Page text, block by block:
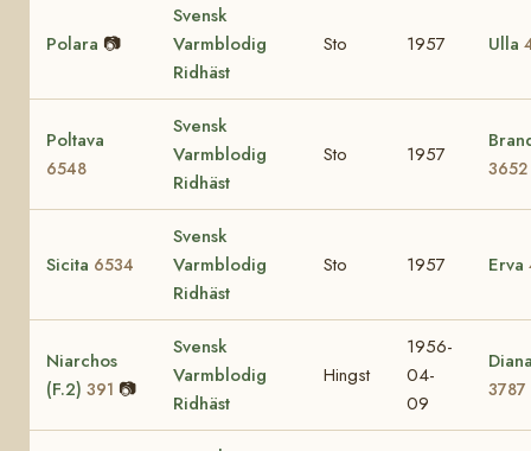
Polara 📷
Svensk
Varmblodig
Ridhäst
Sto 1957 Ulla
Poltava
6548
Svensk
Varmblodig
Ridhäst
Sto 1957
3652
Sicita 6534
Svensk
Varmblodig
Ridhäst
Sto 1957 Erva
Niarchos
(F.2) 391 📷
Svensk
Varmblodig
Ridhäst
Hingst
1956-
04-
09
3787